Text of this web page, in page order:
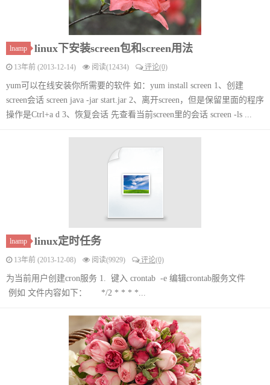
lnamp linux下安装screen包和screen用法
13年前 (2013-12-14) 阅读(12434) 评论(0)
yum可以在线安装你所需要的软件 如：yum install screen 1、创建
screen会话 screen java -jar start.jar 2、离开screen，但是保留里面的程序
操作是Ctrl+a d 3、恢复会话 先查看当前screen里的会话 screen -ls ...
lnamp linux定时任务
13年前 (2013-12-08) 阅读(9929) 评论(0)
为当前用户创建cron服务 1. 键入 crontab -e 编辑crontab服务文件
例如 文件内容如下： */2 * * * *...